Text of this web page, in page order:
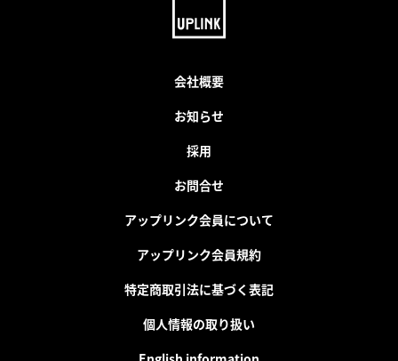
会社概要
お知らせ
採用
お問合せ
アップリンク会員について
アップリンク会員規約
特定商取引法に基づく表記
個人情報の取り扱い